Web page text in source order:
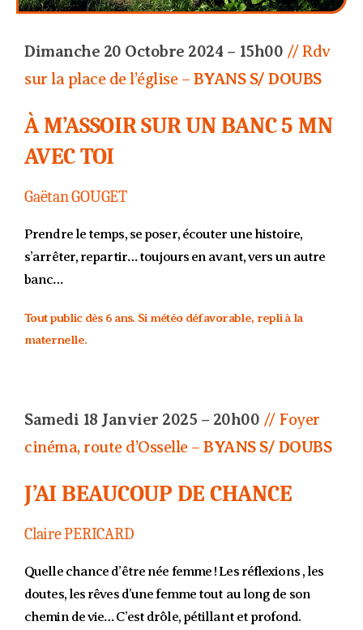
Dimanche 20 Octobre 2024 – 15h00 // Rdv
sur la place de l’église – BYANS S/ DOUBS
À M’ASSOIR SUR UN BANC 5 MN
AVEC TOI
Gaëtan GOUGET
Prendre le temps, se poser, écouter une histoire,
s’arrêter, repartir… toujours en avant, vers un autre
banc…
Tout public dès 6 ans. Si météo défavorable, repli à la
maternelle.
Samedi 18 Janvier 2025 – 20h00 // Foyer
cinéma, route d’Osselle – BYANS S/ DOUBS
J’AI BEAUCOUP DE CHANCE
Claire PERICARD
Quelle chance d’être née femme ! Les réflexions , les
doutes, les rêves d’une femme tout au long de son
chemin de vie… C’est drôle, pétillant et profond.